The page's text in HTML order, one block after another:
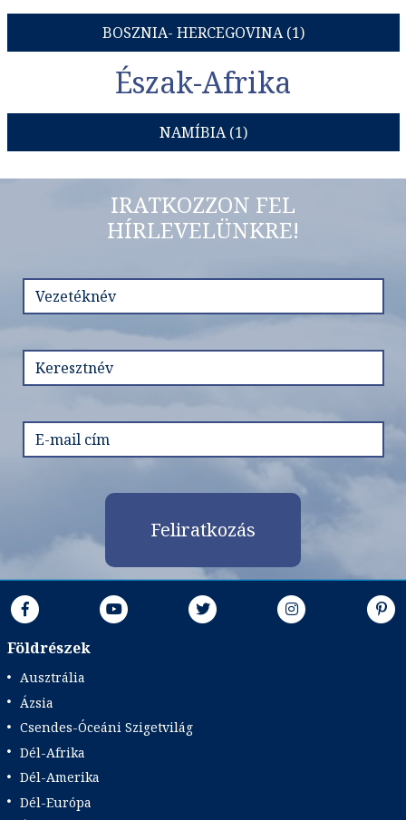
BOSZNIA- HERCEGOVINA (1)
Észak-Afrika
NAMÍBIA (1)
IRATKOZZON FEL
HÍRLEVELÜNKRE!
Feliratkozás
Földrészek
Ausztrália
Ázsia
Csendes-Óceáni Szigetvilág
Dél-Afrika
Dél-Amerika
Dél-Európa